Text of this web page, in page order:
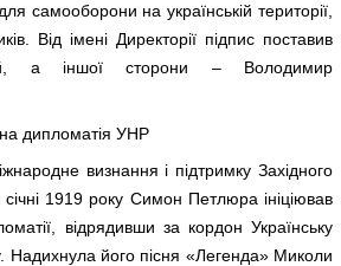
самооборони на українській території,
Від імені Директорії підпис поставив
а іншої сторони – Володимир
дипломатія УНР
визнання і підтримку Західного
січні 1919 року Симон Петлюра ініціював
відрядивши за кордон Українську
Надихнула його пісня «Легенда» Миколи